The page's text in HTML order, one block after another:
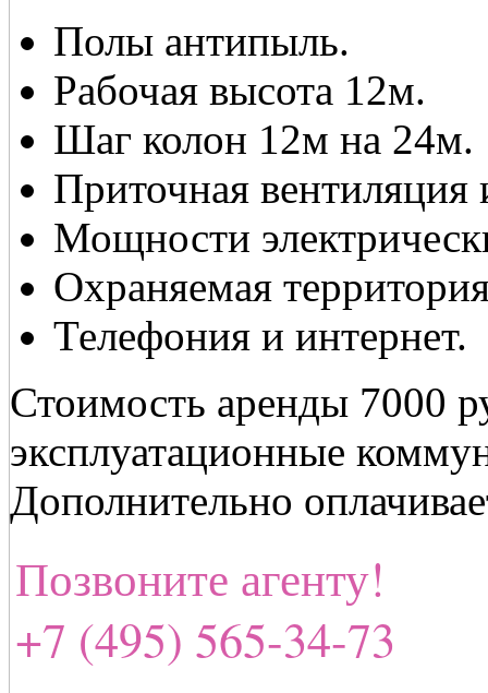
Полы антипыль.
Рабочая высота 12м.
Шаг колон 12м на 24м.
Приточная вентиляция
Мощности
Охраняемая
Телефония и интернет.
Стоимость аренды 7000
эксплуатационные
Дополнительно
Позвоните агенту!
+7 (495) 565-34-73